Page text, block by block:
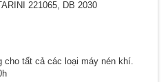
221065, DB 2030
tất cả các loại máy nén khí.